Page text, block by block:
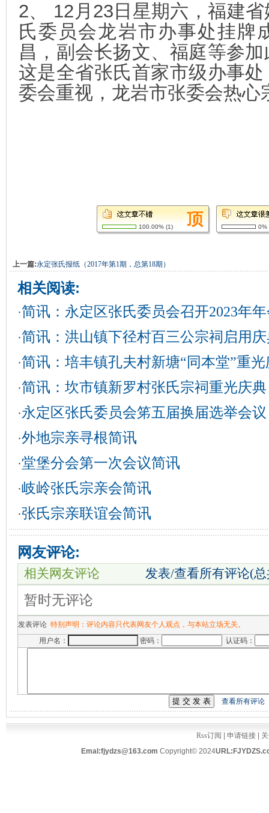
2、 12 月 23 日 星期六，福建
氏委员会龙岩市办事处挂牌
昌，副会长扬文、福庭等参
这是全省张氏首家市级办事
委会重视，龙岩市张委会热心
100.00% (1) 0%
上一篇:永定张氏报纸（2017年第1期，总第18期）
相关阅读:
·简讯：永定区张氏委员会召开2023年
·简讯：洪山镇下径村百三公宗祠启用
·简讯：培丰镇孔夫村新塘“同本堂”重
·简讯：坎市镇新罗村张氏宗祠重光庆典
·永定区张氏委员会笫五届换届选举会
·外地宗亲寻根简讯
·堂堡分会第一次会议简讯
·岐岭张氏宗亲会简讯
·张氏宗亲联谊会简讯
网友评论:
相关网友评论 发表/查看所有评论(
暂时无评论
发表评论 特别声明：评论内容只代表网友个人观点，与本站立场无关。
用户名：
密码： 认证码：
查看所有评论
Rss订阅 申请链接|
Emal:fjydzs@163.com Copyright© 2024